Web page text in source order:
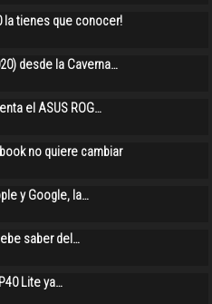
la tienes que conocer!
desde la Caverna…
el ASUS ROG…
no quiere cambiar
y Google, la…
saber del…
Lite ya…